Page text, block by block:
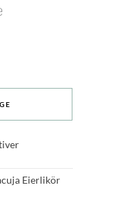
Eierlikör